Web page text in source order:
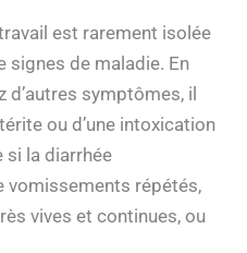
est rarement isolée
signes de maladie. En
symptômes, il
ou d’une intoxication
si la diarrhée
vomissements répétés,
vives et continues, ou